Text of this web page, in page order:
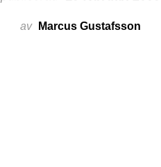
av Marcus Gustafsson